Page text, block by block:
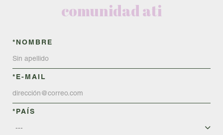
comunidad ati
*NOMBRE
*E-MAIL
*PAÍS